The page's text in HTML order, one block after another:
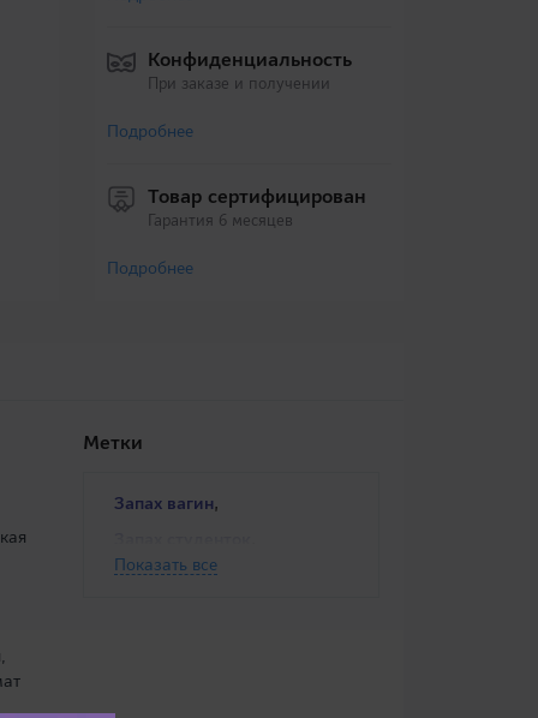
Конфиденциальность
При заказе и получении
Подробнее
Товар сертифицирован
Гарантия 6 месяцев
Подробнее
Метки
Запах вагин,
Смазка женских выделений
Показать все